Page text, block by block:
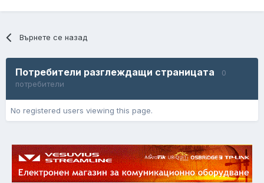
Върнете се назад
Потребители разглеждащи страницата
0
потребители
No registered users viewing this page.